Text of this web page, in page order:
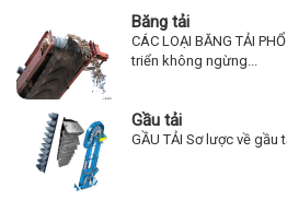
Băng tải
CÁC LOẠI BĂNG TẢI
triển không ngừng...
Gầu tải
GẦU TẢI Sơ lược về gầu